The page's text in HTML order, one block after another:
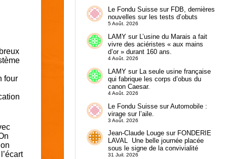
four
Le Fondu Suissesur FDB, dernières
nouvelles sur les tests d’obuts
5 Août. 2026
LAMYsur L’usine du Marais a fait
vivre des aciéristes « aux mains
d’or » durant 160 ans.
4 Août. 2026
LAMYsur
La seule usine française
qui fabrique les corps d’obus du
canon Caesar.
4 Août. 2026
Le Fondu SuissesurAutomobile :
virage sur l’aile.
3 Août. 2026
Jean-Claude Lougesur FONDERIE
LAVAL Une belle journée placée
sous le signe de la convivialité
31 Juil. 2026